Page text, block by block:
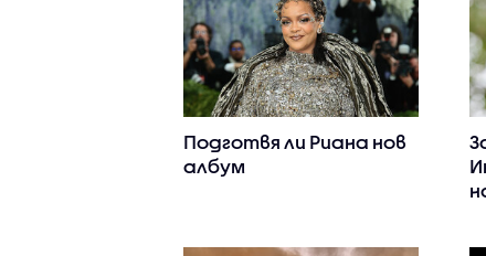
Подготвя ли Риана нов
албум